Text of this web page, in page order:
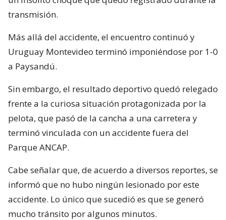
transmisión.
Más allá del accidente, el encuentro continuó y
Uruguay Montevideo terminó imponiéndose por 1-0
a Paysandú.
Sin embargo, el resultado deportivo quedó relegado
frente a la curiosa situación protagonizada por la
pelota, que pasó de la cancha a una carretera y
terminó vinculada con un accidente fuera del
Parque ANCAP.
Cabe señalar que, de acuerdo a diversos reportes, se
informó que no hubo ningún lesionado por este
accidente. Lo único que sucedió es que se generó
mucho tránsito por algunos minutos.